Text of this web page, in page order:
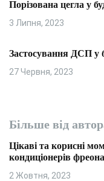
Порізована цегла у
3 Липня, 2023
Застосування ДСП у
27 Червня, 2023
Більше від
Цікаві та корисні
кондиціонерів
2 Жовтня, 2023